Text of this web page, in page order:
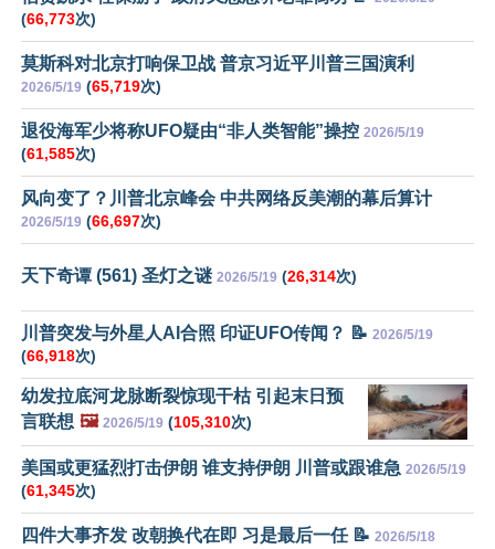
(66,773次)
莫斯科对北京打响保卫战 普京习近平川普三国演利
2026/5/19 (65,719次)
退役海军少将称UFO疑由“非人类智能”操控 2026/5/19
(61,585次)
风向变了？川普北京峰会 中共网络反美潮的幕后算计
2026/5/19 (66,697次)
天下奇谭 (561) 圣灯之谜 2026/5/19 (26,314次)
川普突发与外星人AI合照 印证UFO传闻？ 📝 2026/5/19
(66,918次)
幼发拉底河龙脉断裂惊现干枯 引起末日预
言联想 🖼️ 2026/5/19 (105,310次)
美国或更猛烈打击伊朗 谁支持伊朗 川普或跟谁急 2026/5/19
(61,345次)
四件大事齐发 改朝换代在即 习是最后一任 📝 2026/5/18